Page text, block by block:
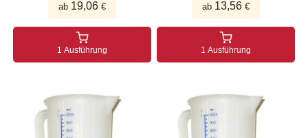
ab 19,06 €
1 Ausführung
ab 13,56 €
1 Ausführung